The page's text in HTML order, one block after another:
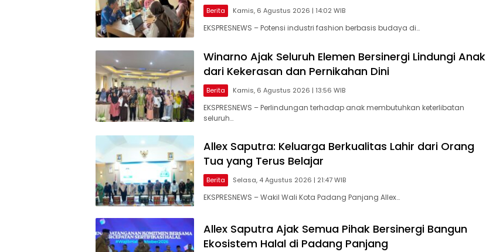
Berita Kamis, 6 Agustus 2026 | 14:02 WIB
EKSPRESNEWS – Potensi industri fashion berbasis budaya di…
Winarno Ajak Seluruh Elemen Bersinergi Lindungi Anak
dari Kekerasan dan Pernikahan Dini
Berita Kamis, 6 Agustus 2026 | 13:56 WIB
EKSPRESNEWS – Perlindungan terhadap anak membutuhkan keterlibatan
seluruh…
Allex Saputra: Keluarga Berkualitas Lahir dari Orang
Tua yang Terus Belajar
Berita Selasa, 4 Agustus 2026 | 21:47 WIB
EKSPRESNEWS – Wakil Wali Kota Padang Panjang Allex…
Allex Saputra Ajak Semua Pihak Bersinergi Bangun
Ekosistem Halal di Padang Panjang